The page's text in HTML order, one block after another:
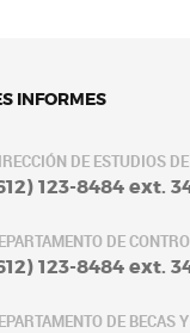
INFORMES
DE ESTUDIOS
123-8484 ext.
DE
123-8484 ext.
DE BECAS